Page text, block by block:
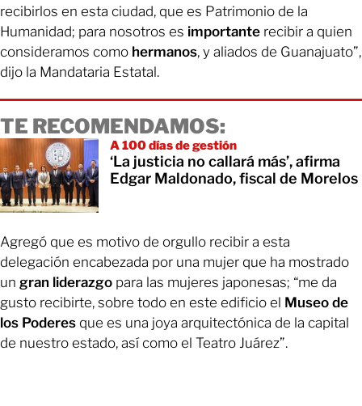
recibirlos en esta ciudad, que es Patrimonio de la
Humanidad; para nosotros es importante recibir a quien
consideramos como hermanos, y aliados de Guanajuato”,
dijo la Mandataria Estatal.
TE RECOMENDAMOS:
A 100 días de gestión
‘La justicia no callará más’, afirma
Edgar Maldonado, fiscal de Morelos
Agregó que es motivo de orgullo recibir a esta
delegación encabezada por una mujer que ha mostrado
un gran liderazgo para las mujeres japonesas; “me da
gusto recibirte, sobre todo en este edificio el Museo de
los Poderes que es una joya arquitectónica de la capital
de nuestro estado, así como el Teatro Juárez”.